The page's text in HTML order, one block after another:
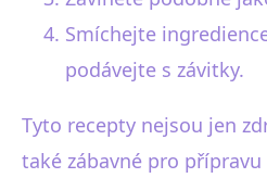
Smíchejte
podávejte s závitky.
Tyto recepty nejsou jen
také zábavné pro